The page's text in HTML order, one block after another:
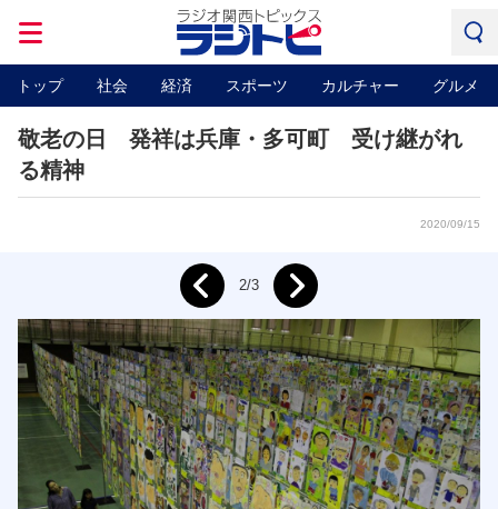
トップ 社会 経済 スポーツ カルチャー グルメ
敬老の日 発祥は兵庫・多可町 受け継がれ
る精神
2020/09/15
Prev 2/3 Next